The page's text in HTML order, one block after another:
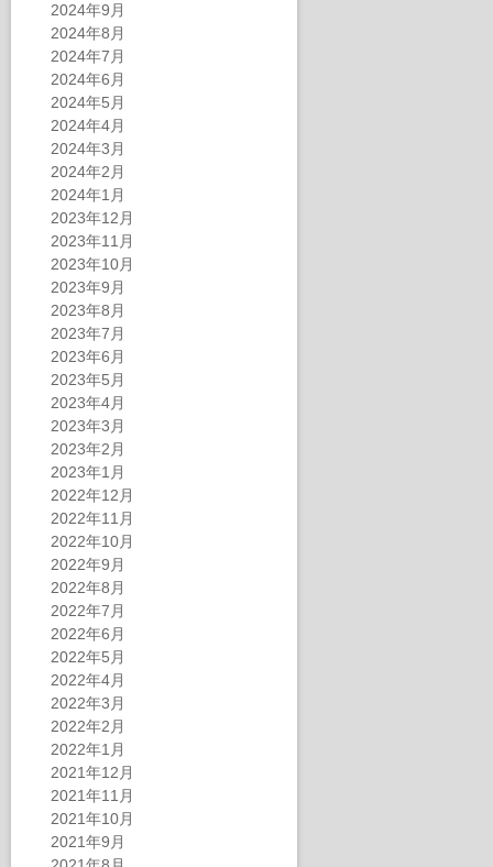
2024年9月
2024年8月
2024年7月
2024年6月
2024年5月
2024年4月
2024年3月
2024年2月
2024年1月
2023年12月
2023年11月
2023年10月
2023年9月
2023年8月
2023年7月
2023年6月
2023年5月
2023年4月
2023年3月
2023年2月
2023年1月
2022年12月
2022年11月
2022年10月
2022年9月
2022年8月
2022年7月
2022年6月
2022年5月
2022年4月
2022年3月
2022年2月
2022年1月
2021年12月
2021年11月
2021年10月
2021年9月